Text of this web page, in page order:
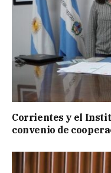
Corrientes y el
convenio de